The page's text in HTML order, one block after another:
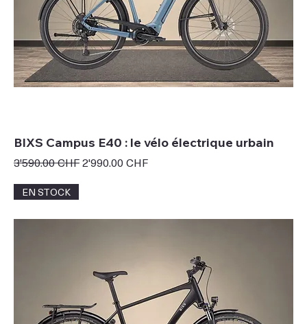
BIXS Campus E40 : le vélo électrique urbain
Prix original
3'590.00 CHFPrix promotionnel
2'990.00 CHF
EN STOCK